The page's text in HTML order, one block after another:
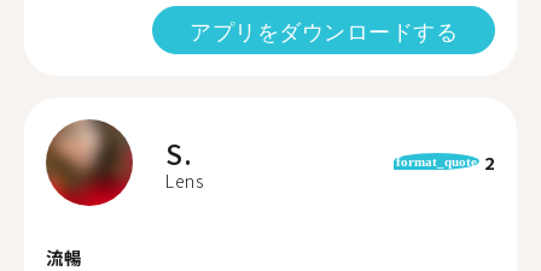
アプリをダウンロードする
S.
Lens
format_quote 2
流暢